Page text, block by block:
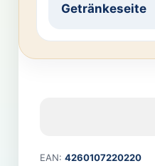
Getränkeseite
EAN: 4260107220220